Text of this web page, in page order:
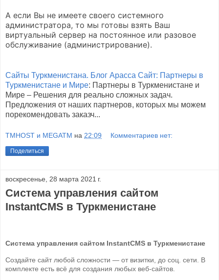
А если Вы не имеете своего системного
администратора, то мы готовы взять Ваш
виртуальный сервер на постоянное или разовое
обслуживание (администрирование).
Сайты Туркменистана. Блог Арасса Сайт: Партнеры в
Туркменистане и Мире: Партнеры в Туркменистане и
Мире – Решения для реально сложных задач.
Предложения от наших партнеров, которых мы можем
порекомендовать заказч...
TMHOST и MEGATM на 22:09 Комментариев нет:
Поделиться
воскресенье, 28 марта 2021 г.
Система управления сайтом
InstantCMS в Туркменистане
Система управления сайтом InstantCMS в Туркменистане
Создайте сайт любой сложности — от визитки, до соц. сети. В
комплекте есть всё для создания любых веб-сайтов.